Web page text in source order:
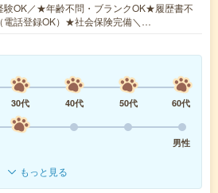
験OK／★年齢不問・ブランクOK★履歴書不
電話登録OK）★社会保険完備＼…
30代 40代 50代
60代
男性
もっと見る